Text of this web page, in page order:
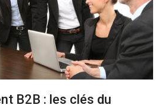
B2B : les clés du